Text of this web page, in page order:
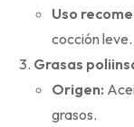
Uso
cocción leve.
Grasas
Origen:
grasos.